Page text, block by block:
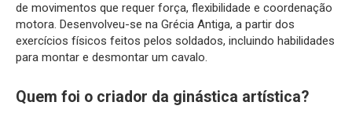
de movimentos que requer força, flexibilidade e coordenação
motora. Desenvolveu-se na Grécia Antiga, a partir dos
exercícios físicos feitos pelos soldados, incluindo habilidades
para montar e desmontar um cavalo.
Quem foi o criador da ginástica artística?